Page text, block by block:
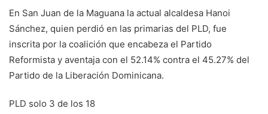
En San Juan de la Maguana la actual alcaldesa Hanoi
Sánchez, quien perdió en las primarias del PLD, fue
inscrita por la coalición que encabeza el Partido
Reformista y aventaja con el 52.14% contra el 45.27% del
Partido de la Liberación Dominicana.
PLD solo 3 de los 18